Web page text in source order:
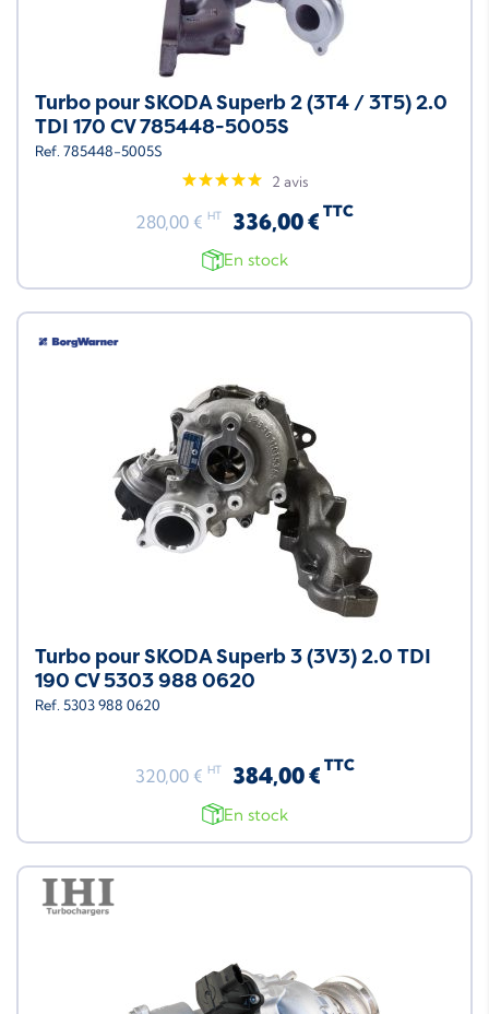
Turbo pour SKODA Superb 2 (3T4 / 3T5) 2.0
TDI 170 CV 785448-5005S
Ref. 785448-5005S
2 avis
280,00 € HT 336,00 € TTC
En stock
Turbo pour SKODA Superb 3 (3V3) 2.0 TDI
190 CV 5303 988 0620
Ref. 5303 988 0620
320,00 € HT 384,00 € TTC
En stock